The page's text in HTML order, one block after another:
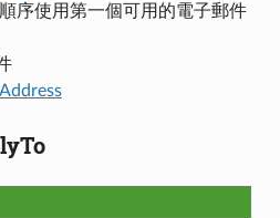
序使用第一個可用的電子郵件